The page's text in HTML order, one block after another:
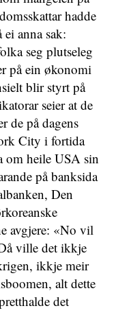
hadde
anna sak:
seg plutseleg
på ein økonomi
blir styrt på
seier at de
de på dagens
City i fortida
om heile USA sin
på banksida
Den
avgjere: «No vil
ville det ikkje
ikkje meir
alt dette
det